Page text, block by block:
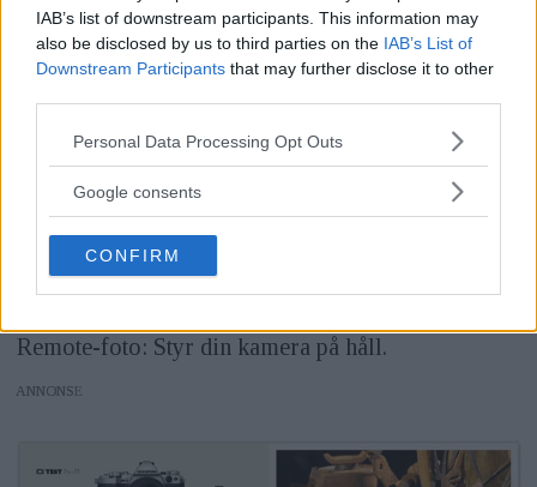
IAB’s list of downstream participants. This information may
also be disclosed by us to third parties on the IAB’s List of
Downstream Participants that may further disclose it to other
Please note that this website/app uses one or more Google
not limited to your visit or usage behaviour. You may click to
use your data for below specified purposes in below Google
consent section.
Personal Data Processing Opt Outs
Google consents
CONFIRM
Vi förklarar:
Remote-foto: Styr din kamera på håll.
ANNONS